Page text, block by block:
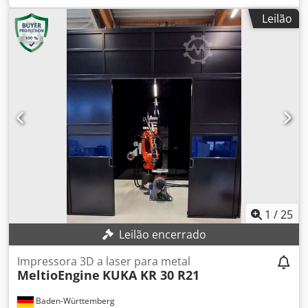
Leilão
1 /25
Leilão encerrado
Baden-Württemberg
Impressora 3D a laser para metal
MeltioEngine KUKA KR 30 R21